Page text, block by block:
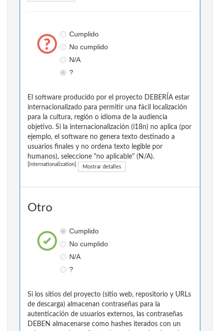
Cumplido
No cumplido
N/A
?
El software producido por el proyecto DEBERÍA estar
internacionalizado para permitir una fácil localización
para la cultura, región o idioma de la audiencia
objetivo. Si la internacionalización (i18n) no aplica (por
ejemplo, el software no genera texto destinado a
usuarios finales y no ordena texto legible por
humanos), seleccione "no aplicable" (N/A).
[internationalization] Mostrar detalles
Otro
Cumplido
No cumplido
N/A
?
Si los sitios del proyecto (sitio web, repositorio y URLs
de descarga) almacenan contraseñas para la
autenticación de usuarios externos, las contraseñas
DEBEN almacenarse como hashes iterados con un